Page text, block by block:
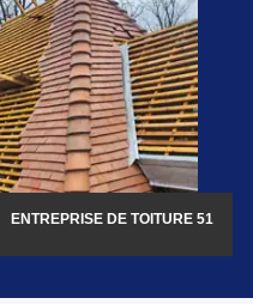
ENTREPRISE DE TOITURE 51